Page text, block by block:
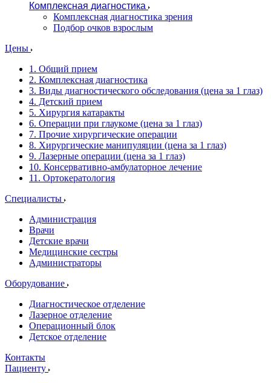
Комплексная диагностика
Комплексная диагностика зрения
Подбор очков взрослым
Цены
1. Общий прием
2. Комплексная диагностика
3. Виды диагностического обследования (цена за 1 глаз)
4. Детский прием
5. Хирургия катаракты
6. Операции при глаукоме (цена за 1 глаз)
7. Прочие хирургические операции
8. Хирургические манипуляции (цена за 1 глаз)
9. Лазерные операции (цена за 1 глаз)
10. Консервативно-амбулаторное лечение
11. Ортокератология
Специалисты
Администрация
Врачи
Детские врачи
Медицинские сестры
Администраторы
Оборудование
Диагностическое отделение
Лазерное отделение
Операционный блок
Детское отделение
Контакты
Пациенту